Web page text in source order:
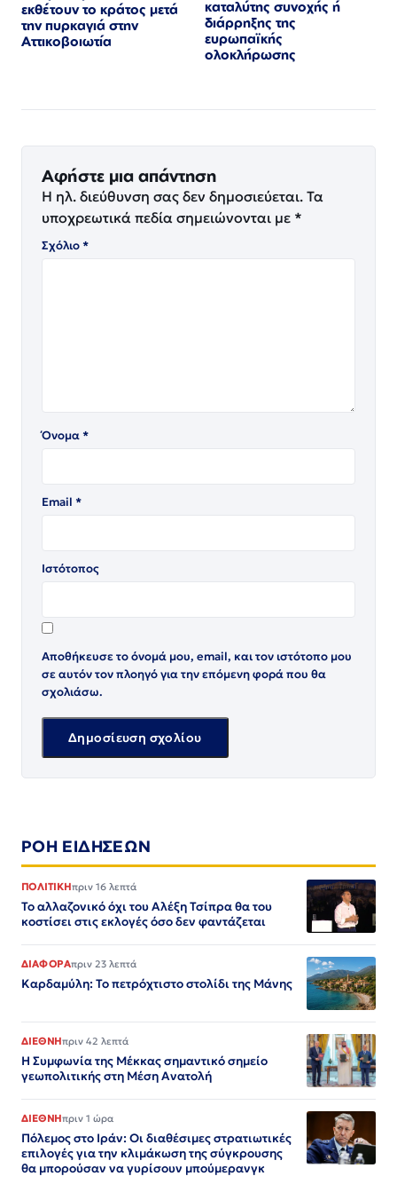
εκθέτουν το κράτος μετά
την πυρκαγιά στην
Αττικοβοιωτία
καταλύτης συνοχής ή
διάρρηξης της
ευρωπαϊκής
ολοκλήρωσης
Αφήστε μια απάντηση
Η ηλ. διεύθυνση σας δεν δημοσιεύεται. Τα
υποχρεωτικά πεδία σημειώνονται με *
Σχόλιο*
Όνομα*
Email *
Ιστότοπος
Αποθήκευσε το όνομά μου, email, και τον ιστότοπο μου
σε αυτόν τον πλοηγό για την επόμενη φορά που θα
σχολιάσω.
ΡΟΗ ΕΙΔΗΣΕΩΝ
ΠΟΛΙΤΙΚΗπριν 16 λεπτά
Το αλλαζονικό όχι του Αλέξη Τσίπρα θα του
κοστίσει στις εκλογές όσο δεν φαντάζεται
ΔΙΑΦΟΡΑπριν 23 λεπτά
Καρδαμύλη: Το πετρόχτιστο στολίδι της Μάνης
ΔΙΕΘΝΗπριν 42 λεπτά
Η Συμφωνία της Μέκκας σημαντικό σημείο
γεωπολιτικής στη Μέση Ανατολή
ΔΙΕΘΝΗπριν 1 ώρα
Πόλεμος στο Ιράν: Οι διαθέσιμες στρατιωτικές
επιλογές για την κλιμάκωση της σύγκρουσης
θα μπορούσαν να γυρίσουν μπούμερανγκ